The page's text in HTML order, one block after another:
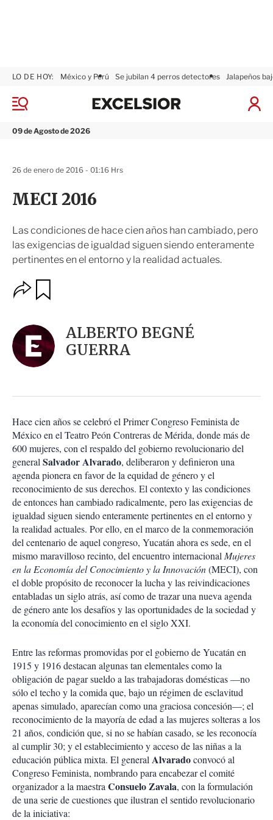
M
n
09 de Agosto de 2026
LO DE HOY: México y Perú Se jubilan 4 perros detectores Jalapeños
I
ó
n
x
MECI 2016
Las condiciones de hace cien años han cambiado, pero
las exigencias de igualdad siguen siendo enteramente
pertinentes en el entorno y la realidad actuales.
26 de enero de 2016 - 01:16 Hrs
O
p
n
e
s
c
m
p
a
r
t
i
r
a
r
ALBERTO BEGNÉ
GUERRA
Hace cien años se celebró el Primer Congreso Feminista de
México en el Teatro Peón Contreras de Mérida, donde más de
600 mujeres, con el respaldo del gobierno revolucionario del
general Salvador Alvarado, deliberaron y definieron una
agenda pionera en favor de la equidad de género y el
reconocimiento de sus derechos. El contexto y las condiciones
de entonces han cambiado radicalmente, pero las exigencias de
igualdad siguen siendo enteramente pertinentes en el entorno y
la realidad actuales. Por ello, en el marco de la conmemoración
del centenario de aquel congreso, Yucatán ahora es sede, en el
mismo maravilloso recinto, del encuentro internacional Mujeres
en la Economía del Conocimiento y la Innovación(MECI), con
el doble propósito de reconocer la lucha y las reivindicaciones
entabladas un siglo atrás, así como de trazar una nueva agenda
de género ante los desafíos y las oportunidades de la sociedad y
la economía del conocimiento en el siglo XXI.
Entre las reformas promovidas por el gobierno de Yucatán en
1915 y 1916 destacan algunas tan elementales como la
obligación de pagar sueldo a las trabajadoras domésticas —no
sólo el techo y la comida que, bajo un régimen de esclavitud
apenas simulado, aparecían como una graciosa concesión—; el
reconocimiento de la mayoría de edad a las mujeres solteras a los
21 años, condición que, si no se habían casado, se les reconocía
al cumplir 30; y el establecimiento y acceso de las niñas a la
educación pública mixta. El general Alvaradoconvocó al
Congreso Feminista, nombrando para encabezar el comité
organizador a la maestra Consuelo Zavala, con la formulación
de una serie de cuestiones que ilustran el sentido revolucionario
de la iniciativa: